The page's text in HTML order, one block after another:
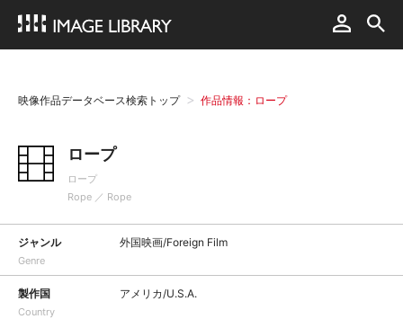
映像作品データベース検索トップ 作品情報：ロープ
ロープ
ロープ
Rope ／ Rope
ジャンル
Genre
外国映画/Foreign Film
製作国
Country
アメリカ/U.S.A.